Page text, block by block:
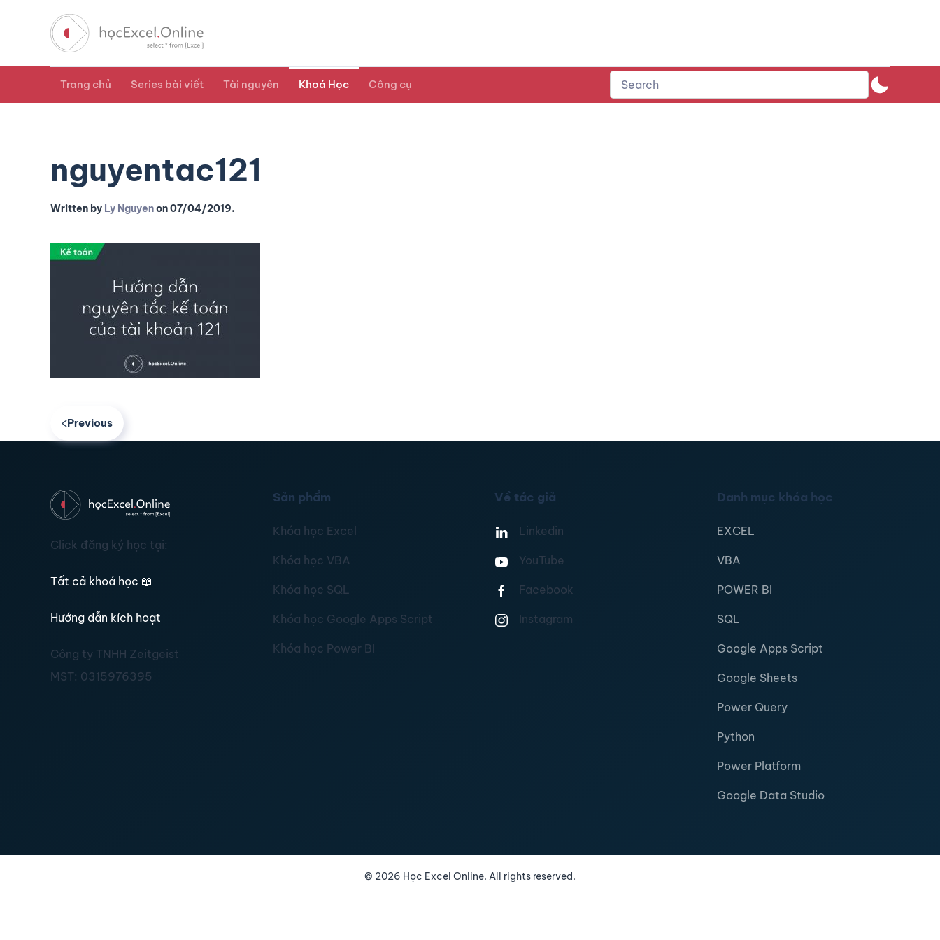
Trang chủ Series bài viết Tài nguyên Khoá Học Công cụ
nguyentac121
Written by Ly Nguyenon07/04/2019.
Previous
Click đăng ký học tại:
Tất cả khoá học 📖
Hướng dẫn kích hoạt
Công ty TNHH Zeitgeist
MST: 0315976395
Sản phẩm
Khóa học Excel
Khóa học VBA
Khóa học SQL
Khóa học Google Apps Script
Khóa học Power BI
Về tác giả
Linkedin
YouTube
Facebook
Instagram
Danh mục khóa học
EXCEL
VBA
POWER BI
SQL
Google Apps Script
Google Sheets
Power Query
Python
Power Platform
Google Data Studio
© 2026 Học Excel Online. All rights reserved.